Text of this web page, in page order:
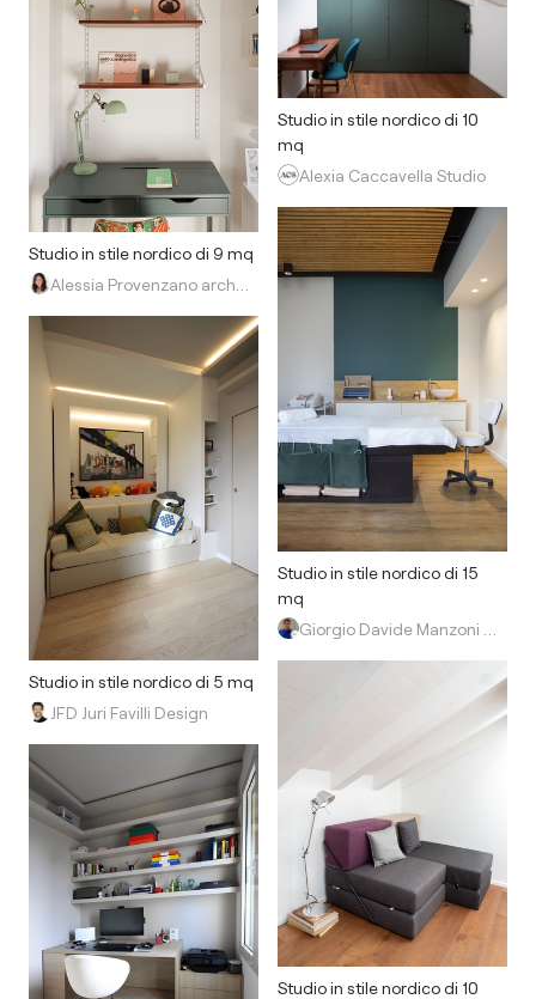
Studio in stile nordico di 9 mq
Studio in stile nordico di 5 mq
JFD Juri Favilli Design
Studio in stile nordico di 10
mq
Alexia Caccavella Studio
Studio in stile nordico di 15
mq
Studio in stile nordico di 10